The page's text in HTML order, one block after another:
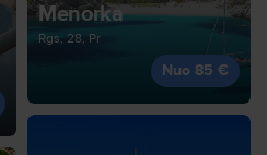
Menorka
Rgs, 28, Pr
Nuo 85 €